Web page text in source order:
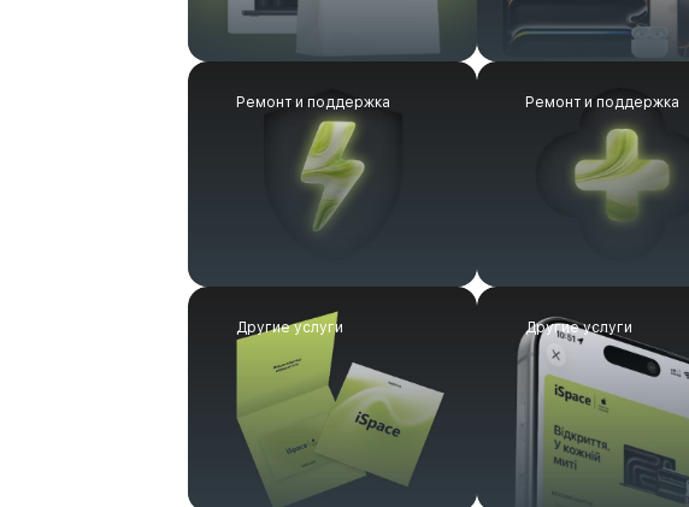
Ремонт и поддержка Ремонт и поддержка
Другие услуги Другие услуги